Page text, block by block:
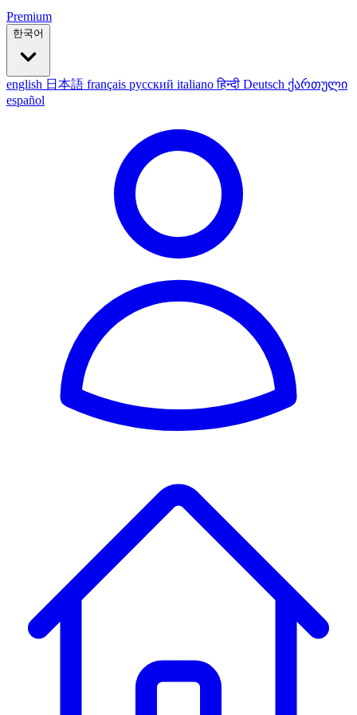
Premium
한국어
english 日本語 français русский italianoहिन्दी Deutsch ქართული
español